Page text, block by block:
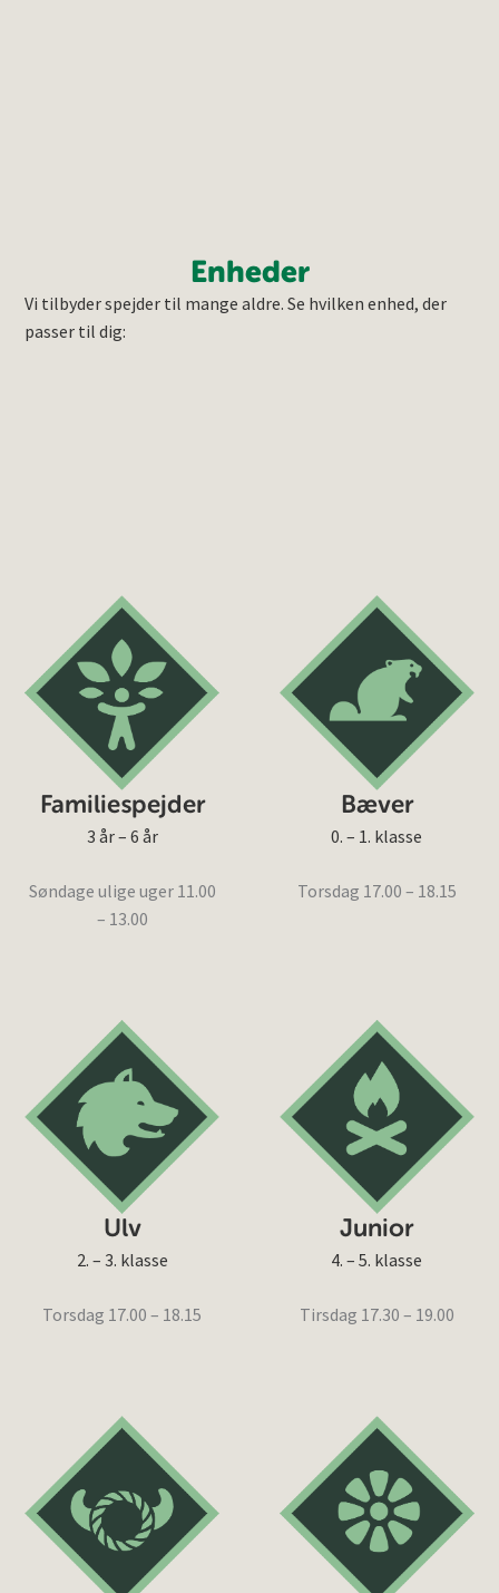
Enheder
Vi tilbyder spejder til mange aldre. Se hvilken enhed, der
passer til dig:
Familiespejder
3 år – 6 år
Søndage ulige uger 11.00
– 13.00
Bæver
0. – 1. klasse
Torsdag 17.00 – 18.15
Ulv
2. – 3. klasse
Torsdag 17.00 – 18.15
Junior
4. – 5. klasse
Tirsdag 17.30 – 19.00